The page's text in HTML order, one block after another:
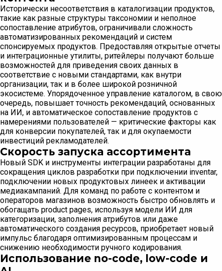
Исторически несоответствия в каталогизации продуктов,
такие как разные структуры таксономии и неполное
сопоставление атрибутов, ограничивали сложность
автоматизированных рекомендаций и систем
спонсируемых продуктов. Предоставляя открытые отчеты
и интеграционные утилиты, ритейлеры получают больше
возможностей для приведения своих данных в
соответствие с новыми стандартами, как внутри
организации, так и в более широкой розничной
экосистеме. Упорядоченное управление каталогом, в свою
очередь, повышает точность рекомендаций, основанных
на ИИ, и автоматическое сопоставление продуктов с
намерениями пользователей — критические факторы как
для конверсии покупателей, так и для окупаемости
инвестиций рекламодателей.
Скорость запуска ассортимента
Новый SDK и инструменты интеграции разработаны для
сокращения циклов разработки при подключении inventar,
подключении новых продуктовых линеек и активации
медиакампаний. Для команд по работе с контентом и
операторов магазинов возможность быстро обновлять и
обогащать product pages, используя модели ИИ для
категоризации, заполнения атрибутов или даже
автоматического создания ресурсов, приобретает новый
импульс благодаря оптимизированным процессам и
снижению необходимости ручного кодирования.
Использование no-code, low-code и